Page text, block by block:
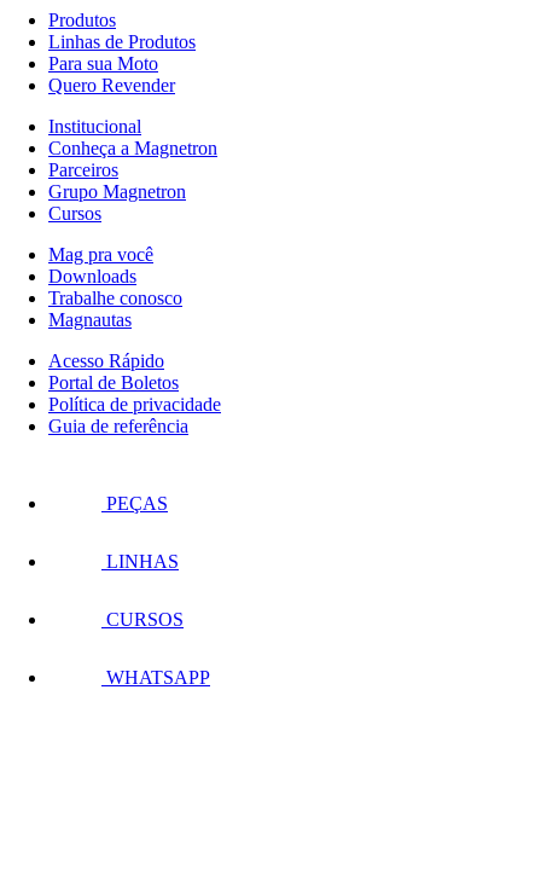
Produtos
Linhas de Produtos
Para sua Moto
Quero Revender
Institucional
Conheça a Magnetron
Parceiros
Grupo Magnetron
Cursos
Mag pra você
Downloads
Trabalhe conosco
Magnautas
Acesso Rápido
Portal de Boletos
Política de privacidade
Guia de referência
PEÇAS
LINHAS
CURSOS
WHATSAPP